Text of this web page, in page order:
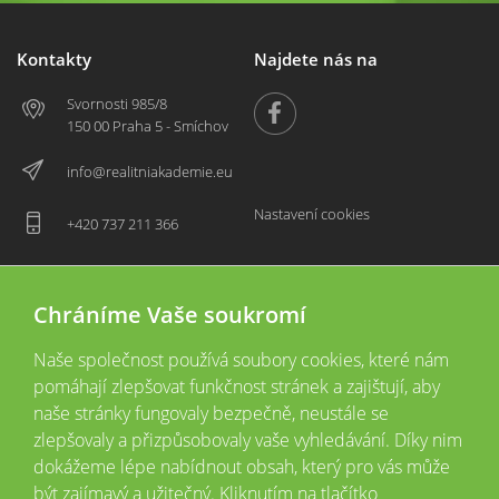
Kontakty
Svornosti 985/8
150 00 Praha 5 - Smíchov
info@realitniakademie.eu
+420 737 211 366
Najdete nás na
Nastavení cookies
2026 © CopyrightVšechna práva vyhrazena
Tyto webové stránky jsou provozovány společností Realitní akademie České
Chráníme Vaše soukromí
Naše společnost používá soubory cookies, které nám
pomáhají zlepšovat funkčnost stránek a zajištují, aby
naše stránky fungovaly bezpečně, neustále se
zlepšovaly a přizpůsobovaly vaše vyhledávání. Díky nim
dokážeme lépe nabídnout obsah, který pro vás může
být zajímavý a užitečný. Kliknutím na tlačítko